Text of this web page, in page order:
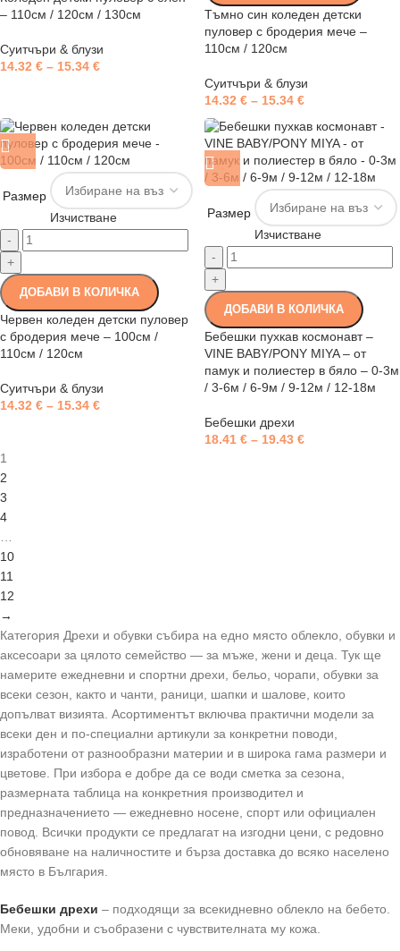
– 110см / 120см / 130см
Суитчъри & блузи
14.32 € – 15.34 €
Тъмно син коледен детски
пуловер с бродерия мече –
110см / 120см
Суитчъри & блузи
14.32 € – 15.34 €
Размер
Изчистване
-
+
ДОБАВИ В КОЛИЧКА
Червен коледен детски пуловер
с бродерия мече – 100см /
110см / 120см
Суитчъри & блузи
14.32 € – 15.34 €
Размер
Изчистване
-
+
ДОБАВИ В КОЛИЧКА
Бебешки пухкав космонавт –
VINE BABY/PONY MIYA – от
памук и полиестер в бяло – 0-3м
/ 3-6м / 6-9м / 9-12м / 12-18м
Бебешки дрехи
18.41 € – 19.43 €
1
2
3
4
10
11
12
→
Категория Дрехи и обувки събира на едно място облекло, обувки и
аксесоари за цялото семейство — за мъже, жени и деца. Тук ще
намерите ежедневни и спортни дрехи, бельо, чорапи, обувки за
всеки сезон, както и чанти, раници, шапки и шалове, които
допълват визията. Асортиментът включва практични модели за
всеки ден и по-специални артикули за конкретни поводи,
изработени от разнообразни материи и в широка гама размери и
цветове. При избора е добре да се води сметка за сезона,
размерната таблица на конкретния производител и
предназначението — ежедневно носене, спорт или официален
повод. Всички продукти се предлагат на изгодни цени, с редовно
обновяване на наличностите и бърза доставка до всяко населено
място в България.
Бебешки дрехи – подходящи за всекидневно облекло на бебето.
Меки, удобни и съобразени с чувствителната му кожа.